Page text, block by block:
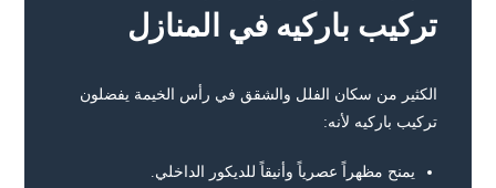
تركيب باركيه في المنازل
الكثير من سكان الفلل والشقق في رأس الخيمة يفضلون
تركيب باركيه لأنه:
يمنح مظهراً عصرياً وأنيقاً للديكور الداخلي.